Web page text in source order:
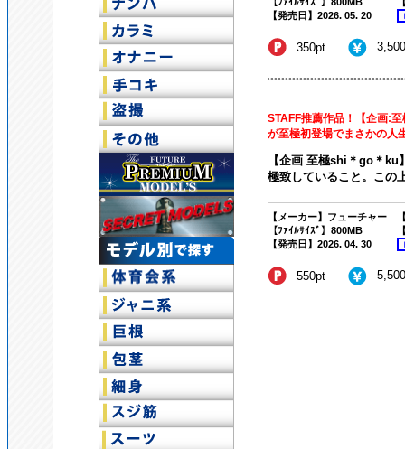
【発売日】2026. 05. 20
350pt
STAFF推薦作品！【企画:
が至極初登場でまさかの人
【企画 至極shi＊go＊ku
極致していること。この
【メーカー】フューチャー
【ﾌｧｲﾙｻｲｽﾞ】800MB
【発売日】2026. 04. 30
550pt